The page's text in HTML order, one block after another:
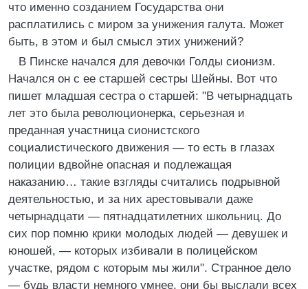
что именно созданием Государства они
расплатились с миром за унижения галута. Может
быть, в этом и был смысл этих унижений?
В Пинске начался для девочки Голды сионизм.
Начался он с ее старшей сестры Шейны. Вот что
пишет младшая сестра о старшей: "В четырнадцать
лет это была революционерка, серьезная и
преданная участница сионистского
социалистического движения — то есть в глазах
полиции вдвойне опасная и подлежащая
наказанию… такие взгляды считались подрывной
деятельностью, и за них арестовывали даже
четырнадцати — пятнадцатилетних школьниц. До
сих пор помню крики молодых людей — девушек и
юношей, — которых избивали в полицейском
участке, рядом с которым мы жили". Странное дело
— будь власти немного умнее, они бы выслали всех